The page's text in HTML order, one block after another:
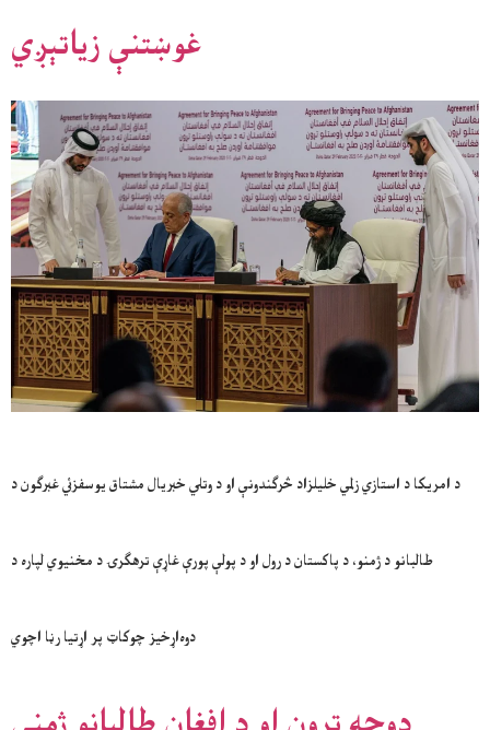
غوښتنې زياتېږي
د امريکا د استازي زلمي خليلزاد څرګندونې او د وتلي خبريال مشتاق يوسفزئي غبرګون د
طالبانو د ژمنو، د پاکستان د رول او د پولې پورې غاړې ترهګرۍ د مخنيوي لپاره د
دوه‌اړخيز چوکاټ پر اړتيا رڼا اچوي